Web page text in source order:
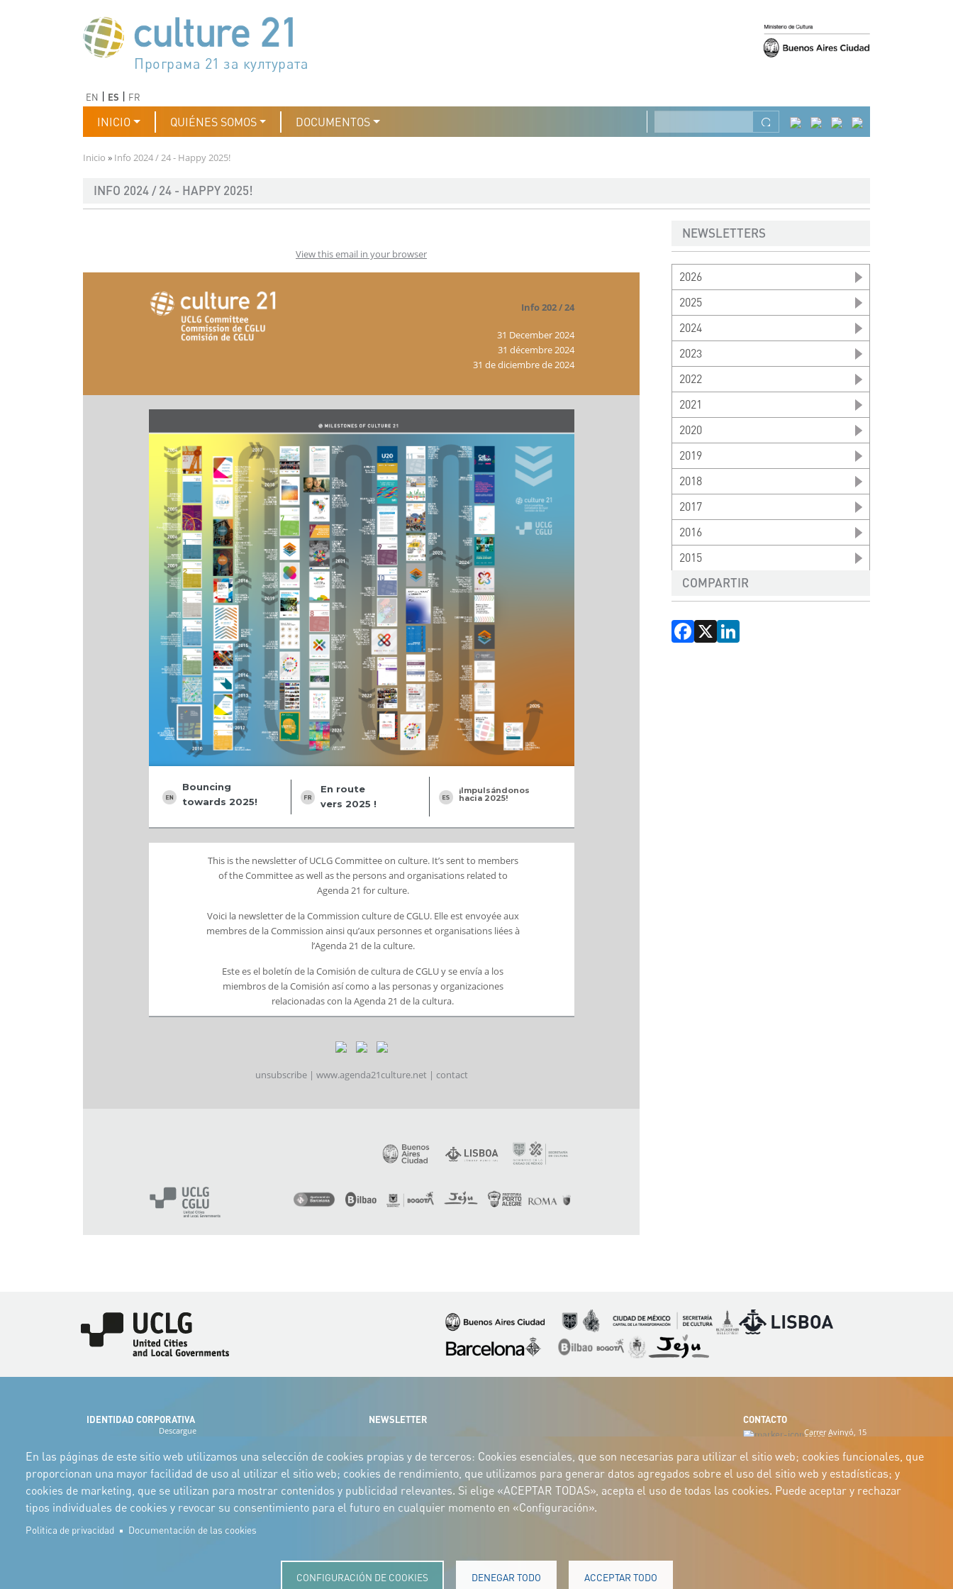
جدول أعمال القرن 21 للثقافة
Програма 21 за културата
Agenda 21 de la cultura
Agjenda 21 për kulturë
Agenda 21 van cultuur
Agenda 21 for culture
Kulturaren Agenda 21
Agenda 21 de la culture
Axenda 21 da cultura
Agenda 21 für Kultur
Agenda 21 della cultura
文化のためのアジェンダ21
دستورکار 21 برای فرهنگ
Agenda 21 dla kultury
Agenda 21 da cultura
Повестка дня 21 для культуры
Agenda 21 za kulturu
Agenda 21 de la cultura
Agenda 21 för kulturen
Kültür için Gündem 21
Порядок денний 21 для культури
EN ES FR
Navegación principal
INICIO QUIÉNES SOMOS DOCUMENTOS
Ruta de navegación
Inicio Info 2024 / 24 - Happy 2025!
INFO 2024 / 24 - HAPPY 2025!
View this email in your browser
Info 202 / 24
31 December 2024
31 décembre 2024
31 de diciembre de 2024
Bouncing
towards 2025!
En route
vers 2025 !
¡Impulsándonos
hacia 2025!
This is the newsletter of UCLG Committee on culture. It’s sent to members
of the Committee as well as the persons and organisations related to
Agenda 21 for culture.
Voici la newsletter de la Commission culture de CGLU. Elle est envoyée aux
membres de la Commission ainsi qu’aux personnes et organisations liées à
l’Agenda 21 de la culture.
Este es el boletín de la Comisión de cultura de CGLU y se envía a los
miembros de la Comisión así como a las personas y organizaciones
relacionadas con la Agenda 21 de la cultura.
unsubscribe| www.agenda21culture.net| contact
NEWSLETTERS
2026
2025
2024
2023
2022
2021
2020
2019
2018
2017
2016
2015
COMPARTIR
Facebook
X
Imagen Imagen Imagen ImagenImagen
Imagen
Imagen ImagenImagenImagen
IDENTIDAD CORPORATIVA
Descargue
y el manual
NEWSLETTER CONTACTO
Carrer Avinyó, 15
08002 Barcelona
culture@uclg.org
En las páginas de este sitio web utilizamos una selección de cookies propias y de terceros: Cookies esenciales, que son necesarias para utilizar el sitio web; cookies funcionales, que
proporcionan una mayor facilidad de uso al utilizar el sitio web; cookies de rendimiento, que utilizamos para generar datos agregados sobre el uso del sitio web y estadísticas; y
cookies de marketing, que se utilizan para mostrar contenidos y publicidad relevantes. Si elige «ACEPTAR TODAS», acepta el uso de todas las cookies. Puede aceptar y rechazar
tipos individuales de cookies y revocar su consentimiento para el futuro en cualquier momento en «Configuración».
Politica de privacidad Documentación de las cookies
CONFIGURACIÓN DE COOKIES DENEGAR TODO ACCEPTAR TODO